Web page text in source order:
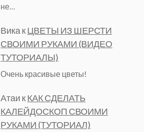
не…
ВикакЦВЕТЫ ИЗ ШЕРСТИ
СВОИМИ РУКАМИ (ВИДЕО
ТУТОРИАЛЫ)
Очень красивые цветы!
Атаи кКАК СДЕЛАТЬ
КАЛЕЙДОСКОП СВОИМИ
РУКАМИ (ТУТОРИАЛ)